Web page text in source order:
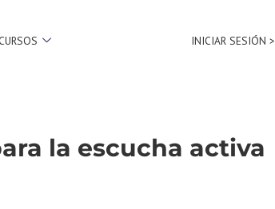
INICIAR SESIÓN >
la escucha activa